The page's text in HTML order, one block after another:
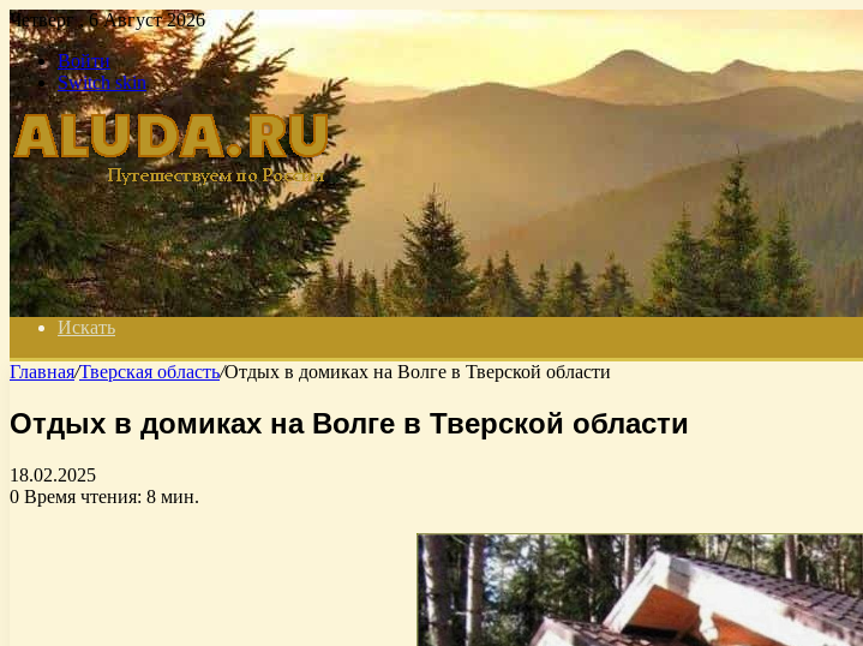
Четверг , 6 Август 2026
Войти
Switch skin
Искать
Главная/Тверская область/Отдых в домиках на Волге в Тверской области
Отдых в домиках на Волге в Тверской области
18.02.2025
0 Время чтения: 8 мин.